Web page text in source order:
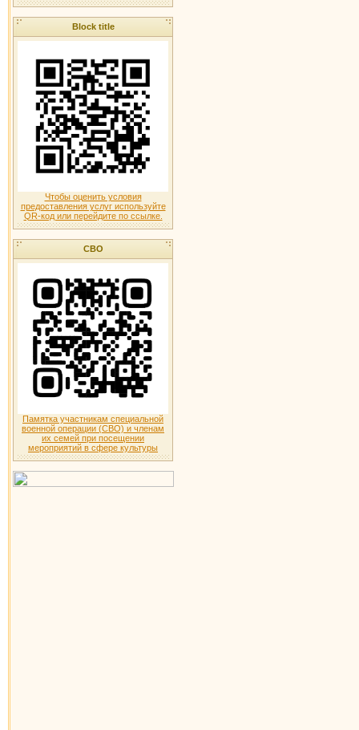
Block title
Чтобы оценить условия
предоставления услуг используйте
QR-код или перейдите по ссылке.
СВО
Памятка участникам специальной
военной операции (СВО) и членам
их семей при посещении
мероприятий в сфере культуры